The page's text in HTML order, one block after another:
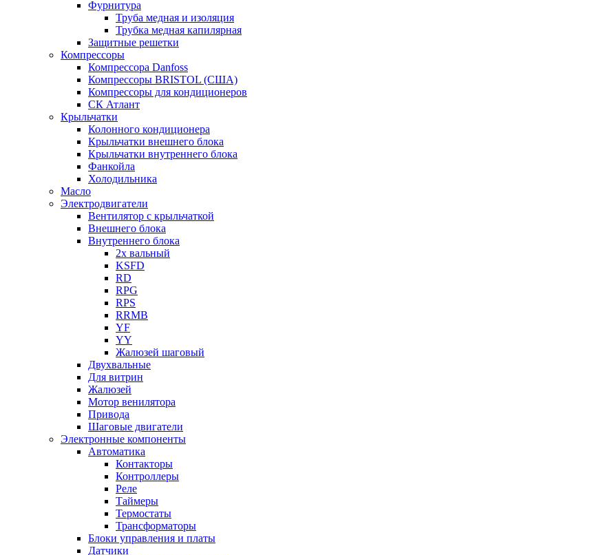
Фурнитура
Труба медная и изоляция
Трубка медная капилярная
Защитные решетки
Компрессоры
Компрессора Danfoss
Компрессоры BRISTOL (США)
Компрессоры для кондиционеров
СК Атлант
Крыльчатки
Колонного кондиционера
Крыльчатки внешнего блока
Крыльчатки внутреннего блока
Фанкойла
Холодильника
Масло
Электродвигатели
Вентилятор с крыльчаткой
Внешнего блока
Внутреннего блока
2х вальный
KSFD
RD
RPG
RPS
RRMB
YF
YY
Жалюзей шаговый
Двухвальные
Для витрин
Жалюзей
Мотор венилятора
Привода
Шаговые двигатели
Электронные компоненты
Автоматика
Контакторы
Контроллеры
Реле
Таймеры
Термостаты
Трансформаторы
Блоки управления и платы
Датчики